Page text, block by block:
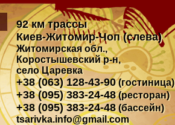
92 км трассы
Киев-Житомир-Чоп (слева)
Житомирская обл.,
Коростышевский р-н,
село Царевка
+38 (063) 128-43-90 (гостиница)
+38 (095) 383-24-48 (ресторан)
+38 (095) 383-24-48 (бассейн)
tsarivka.info@gmail.com